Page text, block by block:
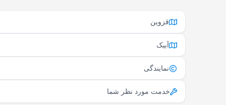
قزوین
آبیک
نمایندگی
خدمت مورد نظر شما